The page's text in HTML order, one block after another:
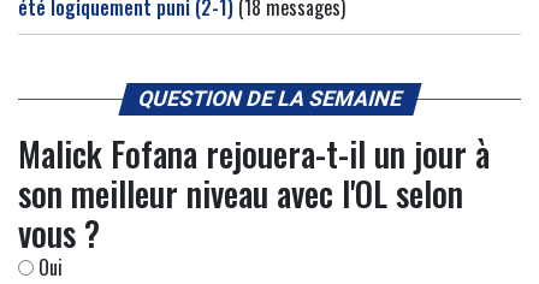
été logiquement puni (2-1) (18 messages)
QUESTION DE LA SEMAINE
Malick Fofana rejouera-t-il un jour à
son meilleur niveau avec l'OL selon
vous ?
Oui